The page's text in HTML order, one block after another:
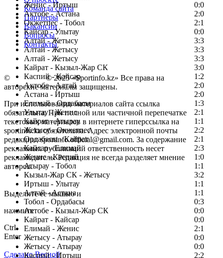
Женис - Иртыш
0:0
Актобе - Астана
2:0
Окжетпес - Тобол
2:1
Кайсар - Улытау
0:0
Алтай - Жетысу
3:3
Алтай - Жетысу
3:3
Алтай - Жетысу
3:3
Кайрат - Кызыл-Жар СК
3:0
Каспий - Кайсар
1:2
Актобе - Алтай
2:0
Астана - Иртыш
2:0
Елимай - Ордабасы
1:3
Улытау - Женис
2:1
Кайрат - Атырау
1:1
Жетысу - Окжетпес
2:2
Ордабасы - Кайрат
2:1
Кайсар - Елимай
2:3
Женис - Каспий
1:0
Атырау - Тобол
1:1
Кызыл-Жар СК - Жетысу
3:2
Иртыш - Улытау
1:1
Алтай - Астана
1:1
Тобол - Ордабасы
0:3
Актобе - Кызыл-Жар СК
0:0
Кайрат - Кайсар
0:0
Елимай - Женис
2:1
Жетысу - Атырау
0:0
Жетысу - Атырау
0:0
Каспий - Иртыш
2:2
Команда сайта
Партнеры
Вакансии
Вопросы
Контакты
© Copyright© 2025 «Sportinfo.kz» Все права на
авторские материалы защищены.
При использовании материалов сайта ссылка
обязательна. При полной или частичной перепечатке
текстовых материалов в интернете гиперссылка на
sportinfo.kz обязательна. Адрес электронной почты
редакции: sportinfo.official@gmail.com. За содержание
рекламных публикаций ответственность несет
рекламодатель. Редакция не всегда разделяет мнение
авторов.
Заметили ошибку в тексте?
Выделите ее мышью и
нажмите
Ctrl
Enter
Сделано Весной